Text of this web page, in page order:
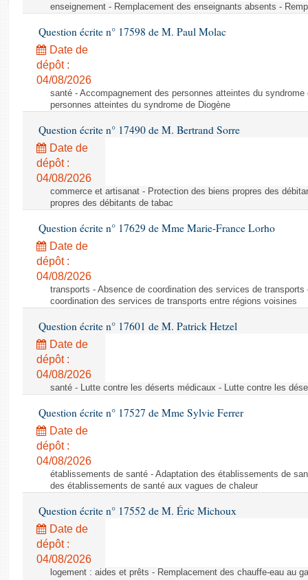
Baromètre de l’application des lois
Dossiers législatifs
Budget et sécurité sociale
Questions écrites et orales
Comptes rendus des débats
enseignement - Remplacement des enseignants absents -
Question écrite n° 17598 de M. Paul Molac
Date de
dépôt :
04/08/2026
santé - Accompagnement des personnes atteintes du
personnes atteintes du syndrome de Diogène
Question écrite n° 17490 de M. Bertrand Sorre
Date de
dépôt :
04/08/2026
commerce et artisanat - Protection des biens propres des
propres des débitants de tabac
Question écrite n° 17629 de Mme Marie-France Lorho
Date de
dépôt :
04/08/2026
transports - Absence de coordination des services de
coordination des services de transports entre régions voisines
Question écrite n° 17601 de M. Patrick Hetzel
Date de
dépôt :
04/08/2026
santé - Lutte contre les déserts médicaux - Lutte contre les
Question écrite n° 17527 de Mme Sylvie Ferrer
Date de
dépôt :
04/08/2026
établissements de santé - Adaptation des établissements de
des établissements de santé aux vagues de chaleur
Question écrite n° 17552 de M. Éric Michoux
Date de
dépôt :
04/08/2026
logement : aides et prêts - Remplacement des chauffe-eau au